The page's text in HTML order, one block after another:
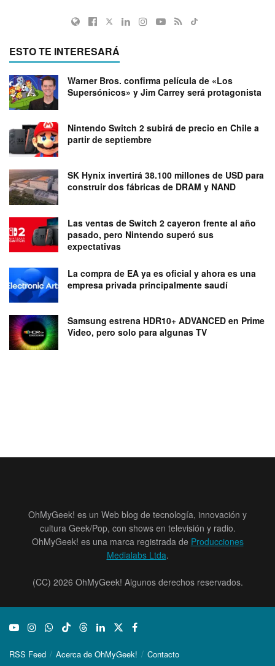
ESTO TE INTERESARÁ
Warner Bros. confirma película de «Los
Supersónicos» y Jim Carrey será protagonista
Nintendo Switch 2 subirá de precio en Chile a
partir de septiembre
SK Hynix invertirá 38.100 millones de USD para
construir dos fábricas de DRAM y NAND
Las ventas de Switch 2 cayeron frente al año
pasado, pero Nintendo superó sus
expectativas
La compra de EA ya es oficial y ahora es una
empresa privada principalmente saudí
Samsung estrena HDR10+ ADVANCED en Prime
Video, pero solo para algunas TV
OhMyGeek! es un Web blog de tecnología, innovación y
cultura Geek/Pop, con shows en televisión y radio.
OhMyGeek! es una marca registrada de Producciones
Medialabs Ltda.
(CC) 2026 OhMyGeek! Algunos derechos reservados.
RSS Feed Acerca de OhMyGeek! Contacto